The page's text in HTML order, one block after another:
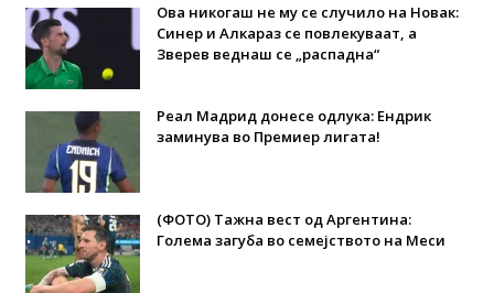
Ова никогаш не му се случило на Новак:
Синер и Алкараз се повлекуваат, а
Зверев веднаш се „распадна“
Реал Мадрид донесе одлука: Eндрик
заминува во Премиер лигата!
(ФОТО) Тажна вест од Аргентина:
Голема загуба во семејството на Меси